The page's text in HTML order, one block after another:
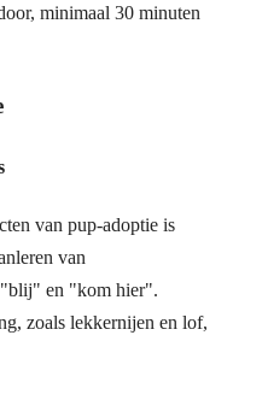
minimaal 30 minuten
van pup-adoptie is
van
"blij" en "kom hier".
zoals lekkernijen en lof,